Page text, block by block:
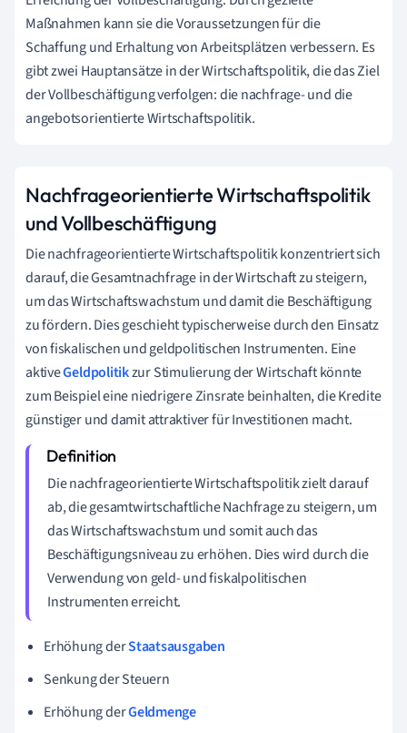
Maßnahmen kann sie die Voraussetzungen für die
Schaffung und Erhaltung von Arbeitsplätzen verbessern. Es
gibt zwei Hauptansätze in der Wirtschaftspolitik, die das Ziel
der Vollbeschäftigung verfolgen: die nachfrage- und die
angebotsorientierte Wirtschaftspolitik.
Nachfrageorientierte Wirtschaftspolitik
und Vollbeschäftigung
Die nachfrageorientierte Wirtschaftspolitik konzentriert sich
darauf, die Gesamtnachfrage in der Wirtschaft zu steigern,
um das Wirtschaftswachstum und damit die Beschäftigung
zu fördern. Dies geschieht typischerweise durch den Einsatz
von fiskalischen und geldpolitischen Instrumenten. Eine
aktiveGeldpolitikzur Stimulierung der Wirtschaft könnte
zum Beispiel eine niedrigere Zinsrate beinhalten, die Kredite
günstiger und damit attraktiver für Investitionen macht.
Die nachfrageorientierte Wirtschaftspolitik zielt darauf
ab, die gesamtwirtschaftliche Nachfrage zu steigern, um
das Wirtschaftswachstum und somit auch das
Beschäftigungsniveau zu erhöhen. Dies wird durch die
Verwendung von geld- und fiskalpolitischen
Instrumenten erreicht.
Erhöhung derStaatsausgaben
Senkung der Steuern
Erhöhung derGeldmenge